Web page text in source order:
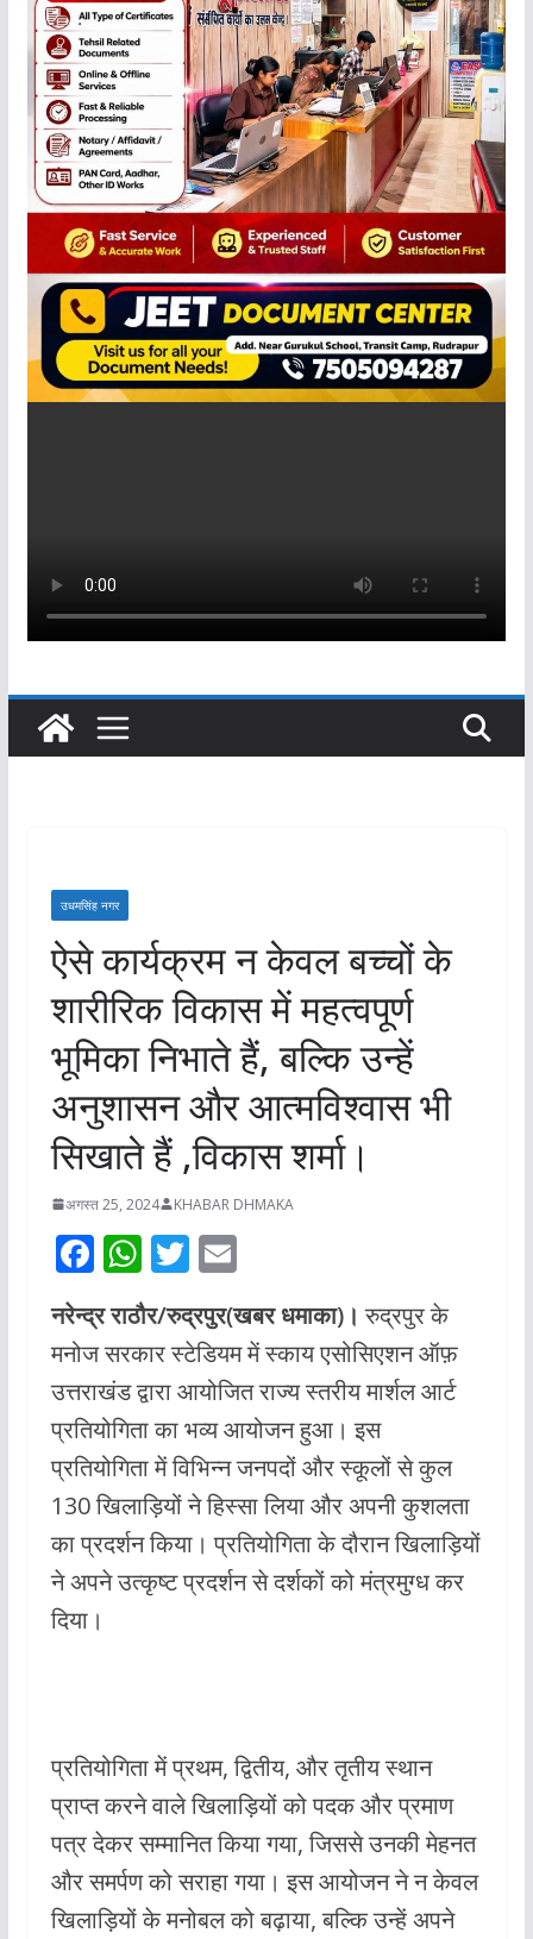
उधमसिंह नगर
ऐसे कार्यक्रम न केवल बच्चों के
शारीरिक विकास में महत्वपूर्ण
भूमिका निभाते हैं, बल्कि उन्हें
अनुशासन और आत्मविश्वास भी
सिखाते हैं ,विकास शर्मा।
अगस्त 25, 2024 KHABAR DHMAKA
F
e
b
o
o
k
W
h
at
s
A
p
p
T
itt
er
E
ai
l
नरेन्द्र राठौर/रुद्रपुर(खबर धमाका)। रुद्रपुर के
मनोज सरकार स्टेडियम में स्काय एसोसिएशन ऑफ़
उत्तराखंड द्वारा आयोजित राज्य स्तरीय मार्शल आर्ट
प्रतियोगिता का भव्य आयोजन हुआ। इस
प्रतियोगिता में विभिन्न जनपदों और स्कूलों से कुल
130 खिलाड़ियों ने हिस्सा लिया और अपनी कुशलता
का प्रदर्शन किया। प्रतियोगिता के दौरान खिलाड़ियों
ने अपने उत्कृष्ट प्रदर्शन से दर्शकों को मंत्रमुग्ध कर
दिया।
प्रतियोगिता में प्रथम, द्वितीय, और तृतीय स्थान
प्राप्त करने वाले खिलाड़ियों को पदक और प्रमाण
पत्र देकर सम्मानित किया गया, जिससे उनकी मेहनत
और समर्पण को सराहा गया। इस आयोजन ने न केवल
खिलाड़ियों के मनोबल को बढ़ाया, बल्कि उन्हें अपने